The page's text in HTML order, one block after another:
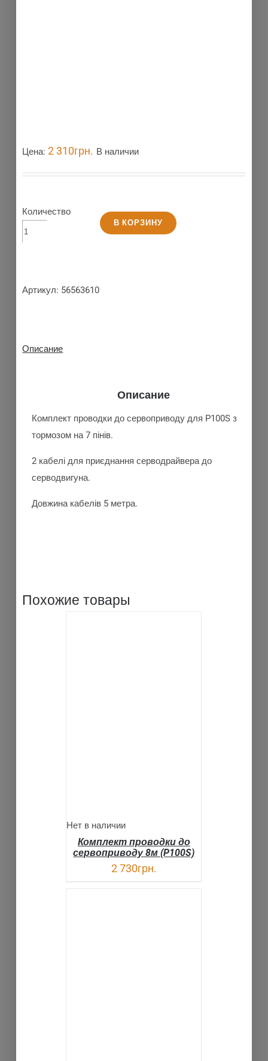
Цена:2 310грн. В наличии
Количество
В КОРЗИНУ
Артикул: 56563610
Описание
Описание
Комплект проводки до сервоприводу для P100S з
тормозом на 7 пінів.
2 кабелі для приєднання серводрайвера до
серводвигуна.
Довжина кабелів 5 метра.
Похожие товары
Нет в наличии
Комплект проводки до
сервоприводу 8м (P100S)
2 730грн.